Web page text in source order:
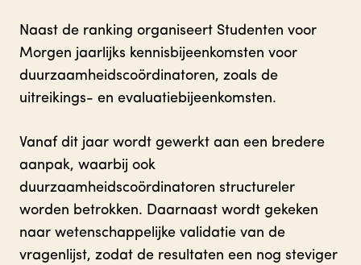
Naast de ranking organiseert Studenten voor
Morgen jaarlijks kennisbijeenkomsten voor
duurzaamheidscoördinatoren, zoals de
uitreikings- en evaluatiebijeenkomsten.
Vanaf dit jaar wordt gewerkt aan een bredere
aanpak, waarbij ook
duurzaamheidscoördinatoren structureler
worden betrokken. Daarnaast wordt gekeken
naar wetenschappelijke validatie van de
vragenlijst, zodat de resultaten een nog steviger